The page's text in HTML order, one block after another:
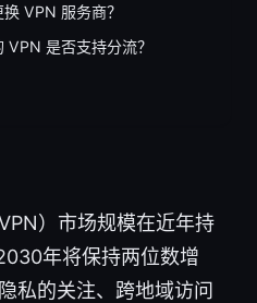
VPN 服务商？
VPN 是否支持分流？
）市场规模在近年持
年将保持两位数增
私的关注、跨地域访问